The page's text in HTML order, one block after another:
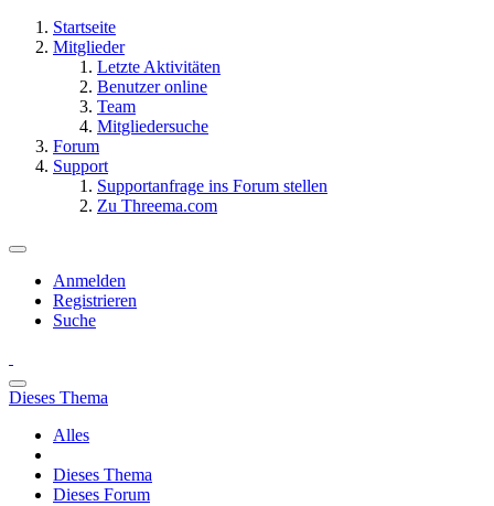
Startseite
Mitglieder
Letzte Aktivitäten
Benutzer online
Team
Mitgliedersuche
Forum
Support
Supportanfrage ins Forum stellen
Zu Threema.com
Anmelden
Registrieren
Suche
Dieses Thema
Alles
Dieses Thema
Dieses Forum